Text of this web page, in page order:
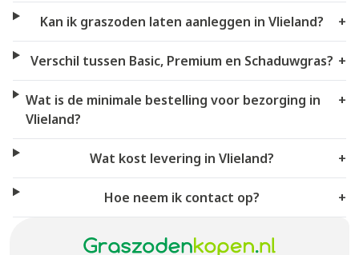
Kan ik graszoden laten aanleggen in Vlieland? +
Verschil tussen Basic, Premium en Schaduwgras? +
Wat is de minimale bestelling voor bezorging in
Vlieland?
+
Wat kost levering in Vlieland? +
Hoe neem ik contact op? +